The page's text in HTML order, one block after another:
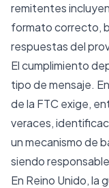
remitentes
formato correcto,
respuestas del
El cumplimiento
tipo de mensaje.
de la FTC exige,
veraces,
un mecanismo de
siendo
En Reino Unido, la